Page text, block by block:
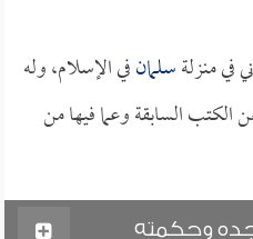
في منزلةسلمانفي الإسلام، وله
الكتب السابقة وعما فيها من
وحكمته